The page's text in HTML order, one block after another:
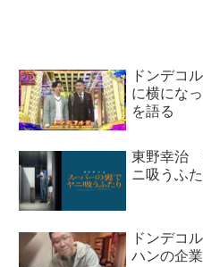
ドンデコ
に横にな
を語る
東野幸治
ニ吸うふ
ドンデコ
ハンの企